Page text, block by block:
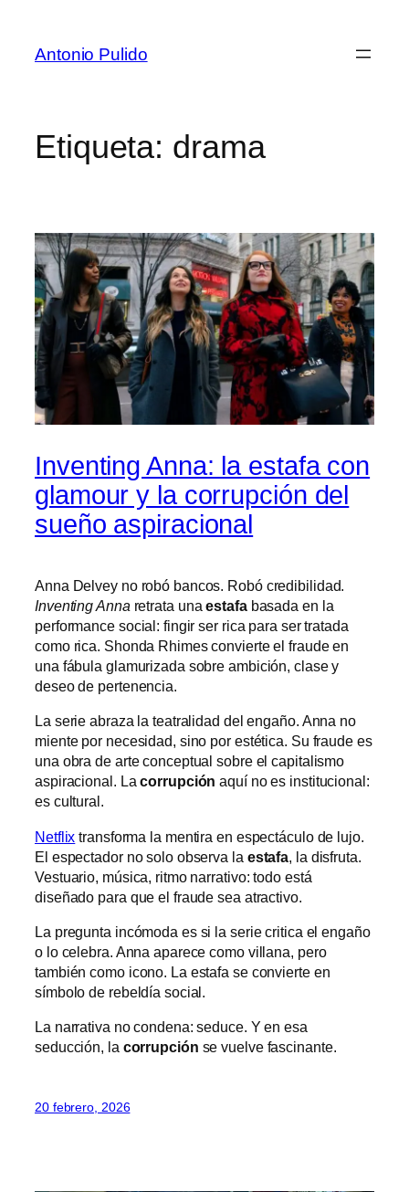
Antonio Pulido
Etiqueta: drama
Inventing Anna: la estafa con
glamour y la corrupción del
sueño aspiracional
Anna Delvey no robó bancos. Robó credibilidad.
Inventing Anna retrata unaestafabasada en la
performance social: fingir ser rica para ser tratada
como rica. Shonda Rhimes convierte el fraude en
una fábula glamurizada sobre ambición, clase y
deseo de pertenencia.
La serie abraza la teatralidad del engaño. Anna no
miente por necesidad, sino por estética. Su fraude es
una obra de arte conceptual sobre el capitalismo
aspiracional. Lacorrupción aquí no es institucional:
es cultural.
Netflix transforma la mentira en espectáculo de lujo.
El espectador no solo observa la estafa, la disfruta.
Vestuario, música, ritmo narrativo: todo está
diseñado para que el fraude sea atractivo.
La pregunta incómoda es si la serie critica el engaño
o lo celebra. Anna aparece como villana, pero
también como icono. La estafa se convierte en
símbolo de rebeldía social.
La narrativa no condena: seduce. Y en esa
seducción, la corrupción se vuelve fascinante.
20 febrero, 2026